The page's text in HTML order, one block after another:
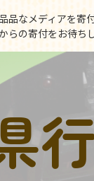
品なメディアを寄
らの寄付をお待ち